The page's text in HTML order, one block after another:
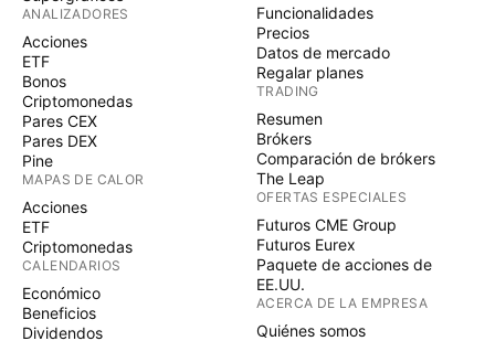
ANALIZADORES
Acciones
ETF
Bonos
Criptomonedas
Pares CEX
Pares DEX
Pine
MAPAS DE CALOR
Acciones
ETF
Criptomonedas
CALENDARIOS
Económico
Beneficios
Dividendos
Funcionalidades
Precios
Datos de mercado
Regalar planes
TRADING
Resumen
Brókers
Comparación de brókers
The Leap
OFERTAS ESPECIALES
Futuros CME Group
Futuros Eurex
Paquete de acciones de
EE.UU.
ACERCA DE LA EMPRESA
Quiénes somos